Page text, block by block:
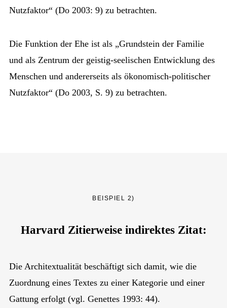
Nutzfaktor“ (Do 2003: 9) zu betrachten.
Die Funktion der Ehe ist als „Grundstein der Familie
und als Zentrum der geistig-seelischen Entwicklung des
Menschen und andererseits als ökonomisch-politischer
Nutzfaktor“ (Do 2003, S. 9) zu betrachten.
BEISPIEL 2)
Harvard Zitierweise indirektes Zitat:
Die Architextualität beschäftigt sich damit, wie die
Zuordnung eines Textes zu einer Kategorie und einer
Gattung erfolgt (vgl. Genettes 1993: 44).